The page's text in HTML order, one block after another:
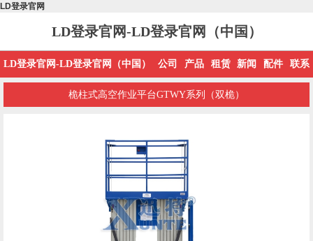
LD登录官网
LD登录官网-LD登录官网（中国）
LD登录官网-LD登录官网（中国） 公司 产品 租赁 新闻 配件 联系
桅柱式高空作业平台GTWY系列（双桅）